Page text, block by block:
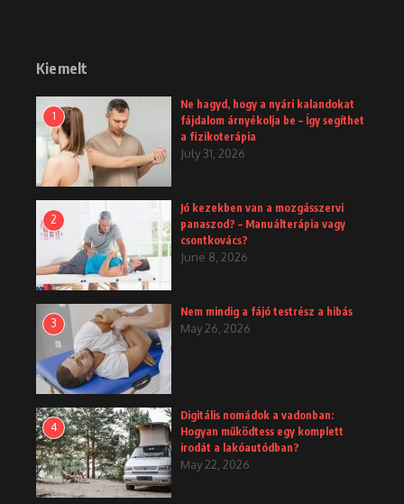
Kiemelt
1
Ne hagyd, hogy a nyári kalandokat
fájdalom árnyékolja be – Így segíthet
a fizikoterápia
July 31, 2026
2
Jó kezekben van a mozgásszervi
panaszod? – Manuálterápia vagy
csontkovács?
June 8, 2026
3
Nem mindig a fájó testrész a hibás
May 26, 2026
4
Digitális nomádok a vadonban:
Hogyan működtess egy komplett
irodát a lakóautódban?
May 22, 2026